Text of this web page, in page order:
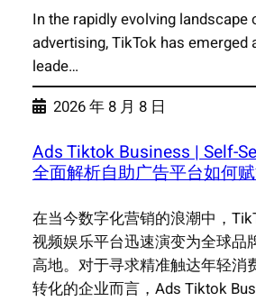
In the rapidly evolving landscape
advertising, TikTok has emerged
leade…
2026 年 8 月 8 日
Ads Tiktok Business | Self-
全面解析自助广告平台如何
在当今数字化营销的浪潮中，
视频娱乐平台迅速演变为全球品
高地。对于寻求精准触达年轻消
转化的企业而言，Ads Tiktok